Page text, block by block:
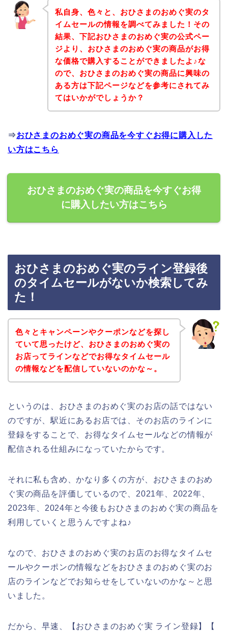
私自身、色々と、おひさまのおめぐ実のタ
イムセールの情報を調べてみました！その
結果、下記おひさまのおめぐ実の公式ペー
ジより、おひさまのおめぐ実の商品がお得
な価格で購入することができましたよ♪な
ので、おひさまのおめぐ実の商品に興味の
ある方は下記ページなどを参考にされてみ
てはいかがでしょうか？
⇒おひさまのおめぐ実の商品を今すぐお得に購入した
い方はこちら
おひさまのおめぐ実の商品を今すぐお得
に購入したい方はこちら
おひさまのおめぐ実のライン登録後
のタイムセールがないか検索してみ
た！
色々とキャンペーンやクーポンなどを探し
ていて思ったけど、おひさまのおめぐ実の
お店ってラインなどでお得なタイムセール
の情報などを配信していないのかな～。
というのは、おひさまのおめぐ実のお店の話ではない
のですが、駅近にあるお店では、そのお店のラインに
登録をすることで、お得なタイムセールなどの情報が
配信される仕組みになっていたからです。
それに私も含め、かなり多くの方が、おひさまのおめ
ぐ実の商品を評価しているので、2021年、2022年、
2023年、2024年と今後もおひさまのおめぐ実の商品を
利用していくと思うんですよね♪
なので、おひさまのおめぐ実のお店のお得なタイムセ
ールやクーポンの情報などをおひさまのおめぐ実のお
店のラインなどでお知らせをしていないのかな～と思
いました。
だから、早速、【おひさまのおめぐ実 ライン登録】【